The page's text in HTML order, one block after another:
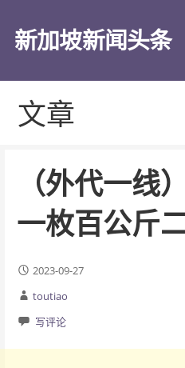
新加坡新闻头条
文章
（外代一线
一枚百公斤
2023-09-27
toutiao
写评论